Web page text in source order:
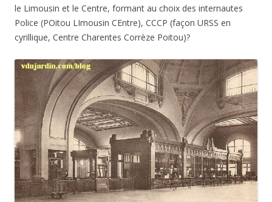
le Limousin et le Centre, formant au choix des internautes
Police (POitou LImousin CEntre), CCCP (façon URSS en
cyrillique, Centre Charentes Corrèze Poitou)?